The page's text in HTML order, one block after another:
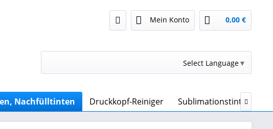
Mein Konto 0,00 €
Select Language▼
Nachfülltinten Druckkopf-Reiniger Sublimationstinte &
